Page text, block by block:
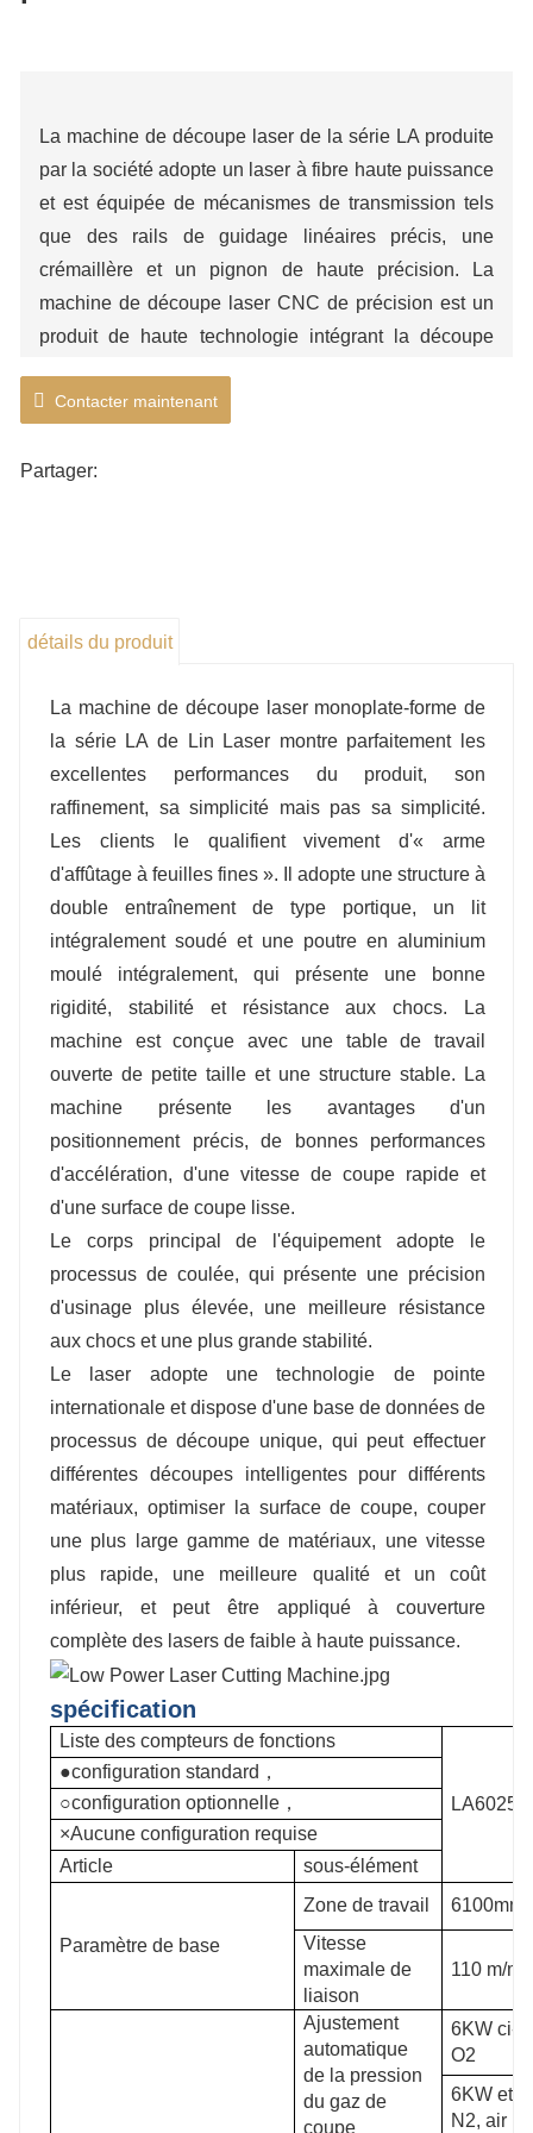
La machine de découpe laser de la série LA produite
par la société adopte un laser à fibre haute puissance
et est équipée de mécanismes de transmission tels
que des rails de guidage linéaires précis, une
crémaillère et un pignon de haute précision. La
machine de découpe laser CNC de précision est un
produit de haute technologie intégrant la découpe
et d'autres disciplines via un système CNC unique.
d'acier au carbone ordinaires, des tôles d'acier
Contacter maintenant
Partager:
détails du produit
La machine de découpe laser monoplate-forme de
la série LA de Lin Laser montre parfaitement les
excellentes performances du produit, son
raffinement, sa simplicité mais pas sa simplicité.
Les clients le qualifient vivement d'« arme
d'affûtage à feuilles fines ». Il adopte une structure à
double entraînement de type portique, un lit
intégralement soudé et une poutre en aluminium
moulé intégralement, qui présente une bonne
rigidité, stabilité et résistance aux chocs. La
machine est conçue avec une table de travail
ouverte de petite taille et une structure stable. La
machine présente les avantages d'un
positionnement précis, de bonnes performances
d'accélération, d'une vitesse de coupe rapide et
d'une surface de coupe lisse.
Le corps principal de l'équipement adopte le
processus de coulée, qui présente une précision
d'usinage plus élevée, une meilleure résistance
aux chocs et une plus grande stabilité.
Le laser adopte une technologie de pointe
internationale et dispose d'une base de données de
processus de découpe unique, qui peut effectuer
différentes découpes intelligentes pour différents
matériaux, optimiser la surface de coupe, couper
une plus large gamme de matériaux, une vitesse
plus rapide, une meilleure qualité et un coût
inférieur, et peut être appliqué à couverture
complète des lasers de faible à haute puissance.
spécification
Liste des compteurs de fonctions
LA6025
●configuration standard，
○configuration optionnelle，
×Aucune configuration requise
Article
sous-élément
Paramètre de base
Zone de travail
Vitesse
maximale de
liaison
110 m/
Ajustement
automatique
de la pression
du gaz de
coupe
6KW ci-
O2
6KW et
N2, air